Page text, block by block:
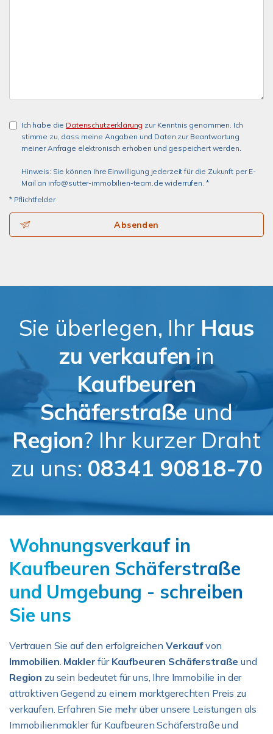
Ich habe die Datenschutzerklärung zur Kenntnis genommen. Ich
stimme zu, dass meine Angaben und Daten zur Beantwortung
meiner Anfrage elektronisch erhoben und gespeichert werden.
Hinweis: Sie können Ihre Einwilligung jederzeit für die Zukunft per E-
Mail an info@sutter-immobilien-team.de widerrufen. *
* Pflichtfelder
Absenden
Sie überlegen, Ihr Haus
zu verkaufenin
Kaufbeuren
Schäferstraßeund
Region? Ihr kurzer Draht
zu uns: 08341 90818-70
Wohnungsverkauf in
Kaufbeuren Schäferstraße
und Umgebung - schreiben
Sie uns
Vertrauen Sie auf den erfolgreichen Verkaufvon
Immobilien. Maklerfür Kaufbeuren Schäferstraßeund
Region zu sein bedeutet für uns, Ihre Immobilie in der
attraktiven Gegend zu einem marktgerechten Preis zu
verkaufen. Erfahren Sie mehr über unsere Leistungen als
Immobilienmakler für Kaufbeuren Schäferstraße und